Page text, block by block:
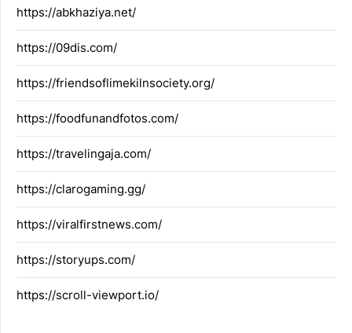
https://abkhaziya.net/
https://09dis.com/
https://friendsoflimekilnsociety.org/
https://foodfunandfotos.com/
https://travelingaja.com/
https://clarogaming.gg/
https://viralfirstnews.com/
https://storyups.com/
https://scroll-viewport.io/